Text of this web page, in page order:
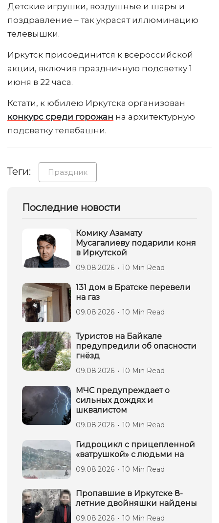
Детские игрушки, воздушные и шары и
поздравление – так украсят иллюминацию
телевышки.
Иркутск присоединится к всероссийской
акции, включив праздничную подсветку 1
июня в 22 часа.
Кстати, к юбилею Иркутска организован
конкурс среди горожан на архитектурную
подсветку телебашни.
Теги: Праздник
Последние новости
Комику Азамату
Мусагалиеву подарили коня
в Иркутской
09.08.2026 10 Min Read
131 дом в Братске перевели
на газ
09.08.2026 10 Min Read
Туристов на Байкале
предупредили об опасности
гнёзд
09.08.2026 10 Min Read
МЧС предупреждает о
сильных дождях и
шквалистом
09.08.2026 10 Min Read
Гидроцикл с прицепленной
«ватрушкой» с людьми на
09.08.2026 10 Min Read
Пропавшие в Иркутске 8-
летние двойняшки найдены
09.08.2026 10 Min Read